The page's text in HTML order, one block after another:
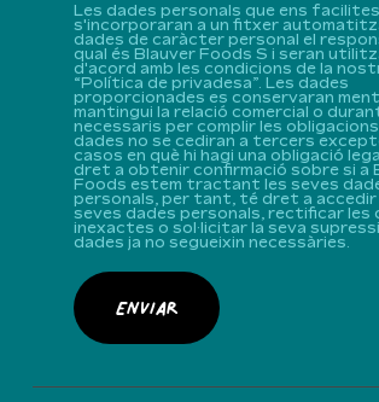
Les dades personals que ens facilites
s'incorporaran a un fitxer
dades de caràcter personal el
qual és Blauver Foods S i seran
d'acord amb les condicions de la
“Política de privadesa”. Les dades
proporcionades es conservaran
mantingui la relació comercial o
necessaris per complir les
dades no se cediran a tercers
casos en què hi hagi una obligació
dret a obtenir confirmació sobre si a
Foods estem tractant les seves
personals, per tant, té dret a accedir
seves dades personals, rectificar les
inexactes o sol·licitar la seva
dades ja no segueixin necessàries.